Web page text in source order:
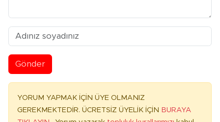
Gönder
YORUM YAPMAK İÇİN ÜYE OLMANIZ
GEREKMEKTEDİR. ÜCRETSİZ ÜYELİK İÇİN BURAYA